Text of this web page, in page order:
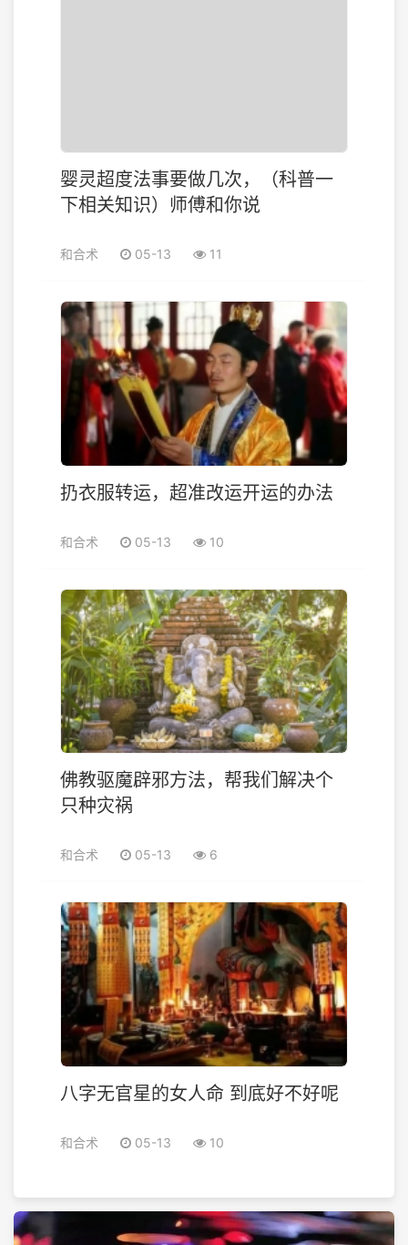
婴灵超度法事要做几次，（科普一
下相关知识）师傅和你说
和合术 05-13 11
扔衣服转运，超准改运开运的办法
和合术 05-13 10
佛教驱魔辟邪方法，帮我们解决个
只种灾祸
和合术 05-13 6
八字无官星的女人命 到底好不好呢
和合术 05-13 10